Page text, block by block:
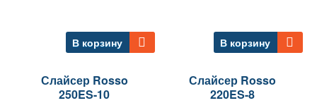
В корзину В корзину
Слайсер Rosso
250ES-10
Слайсер Rosso
220ES-8